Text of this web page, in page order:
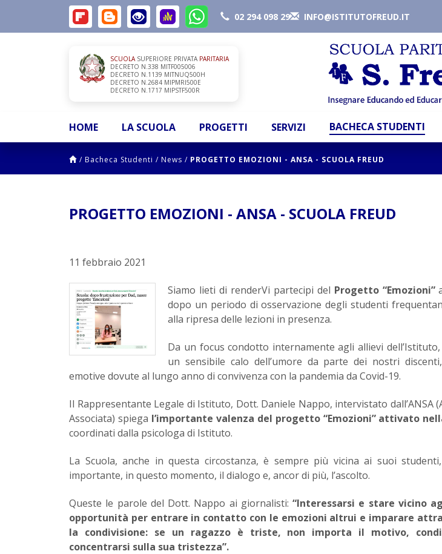
02 294 098 29 INFO@ISTITUTOFREUD.IT
SCUOLASUPERIORE PRIVATA PARITARIA
DECRETO N.338 MITF005006
DECRETO N.1139 MITNUQ500H
DECRETO N.2684 MIPMRI500E
DECRETO N.1717 MIPSTF500R
HOME LA SCUOLA PROGETTI SERVIZI BACHECA STUDENTI
/ Bacheca Studenti / News / PROGETTO EMOZIONI - ANSA - SCUOLA FREUD
PROGETTO EMOZIONI - ANSA - SCUOLA FREUD
11 febbraio 2021
Siamo lieti di renderVi partecipi del Progetto “Emozioni”
dopo un periodo di osservazione degli studenti
alla ripresa delle lezioni in presenza.
Da un focus condotto internamente agli allievi
un sensibile calo dell’umore da parte dei nostri
emotive dovute al lungo anno di convivenza con la pandemia da Covid-19.
Il Rappresentante Legale di Istituto, Dott. Daniele Nappo, intervistato dall’ANSA
Associata) spiega l’importante valenza del progetto “Emozioni” attivato
coordinati dalla psicologa di Istituto.
La Scuola, anche in questa circostanza, è sempre più vicina ai suoi
importante, in questo momento, il dialogo e, ancor di più, l’ascolto.
Queste le parole del Dott. Nappo ai giornalisti: “Interessarsi e stare vicino
opportunità per entrare in contatto con le emozioni altrui e imparare
la condivisione: se un ragazzo è triste, non importa il motivo,
concentrarsi sulla sua tristezza”.